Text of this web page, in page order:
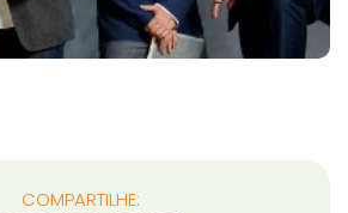
COMPARTILHE: